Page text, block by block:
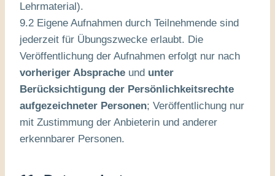
Lehrmaterial).
9.2 Eigene Aufnahmen durch Teilnehmende sind
jederzeit für Übungszwecke erlaubt. Die
Veröffentlichung der Aufnahmen erfolgt nur nach
vorheriger Absprache und unter
Berücksichtigung der Persönlichkeitsrechte
aufgezeichneter Personen; Veröffentlichung nur
mit Zustimmung der Anbieterin und anderer
erkennbarer Personen.